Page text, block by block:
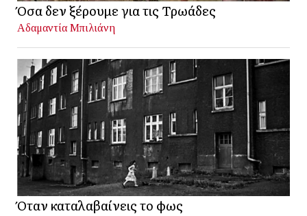
Όσα δεν ξέρουμε για τις Τρωάδες
Αδαμαντία Μπιλιάνη
Όταν καταλαβαίνεις το φως